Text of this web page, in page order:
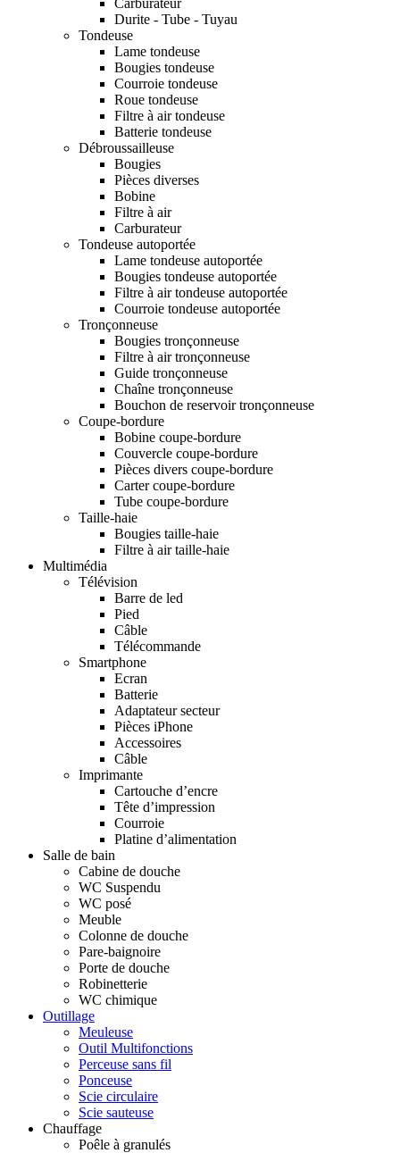
Carburateur
Durite - Tube - Tuyau
Tondeuse
Lame tondeuse
Bougies tondeuse
Courroie tondeuse
Roue tondeuse
Filtre à air tondeuse
Batterie tondeuse
Débroussailleuse
Bougies
Pièces diverses
Bobine
Filtre à air
Carburateur
Tondeuse autoportée
Lame tondeuse autoportée
Bougies tondeuse autoportée
Filtre à air tondeuse autoportée
Courroie tondeuse autoportée
Tronçonneuse
Bougies tronçonneuse
Filtre à air tronçonneuse
Guide tronçonneuse
Chaîne tronçonneuse
Bouchon de reservoir tronçonneuse
Coupe-bordure
Bobine coupe-bordure
Couvercle coupe-bordure
Pièces divers coupe-bordure
Carter coupe-bordure
Tube coupe-bordure
Taille-haie
Bougies taille-haie
Filtre à air taille-haie
Multimédia
Télévision
Barre de led
Pied
Câble
Télécommande
Smartphone
Ecran
Batterie
Adaptateur secteur
Pièces iPhone
Accessoires
Câble
Imprimante
Cartouche d’encre
Tête d’impression
Courroie
Platine d’alimentation
Salle de bain
Cabine de douche
WC Suspendu
WC posé
Meuble
Colonne de douche
Pare-baignoire
Porte de douche
Robinetterie
WC chimique
Outillage
Meuleuse
Outil Multifonctions
Perceuse sans fil
Ponceuse
Scie circulaire
Scie sauteuse
Chauffage
Poêle à granulés